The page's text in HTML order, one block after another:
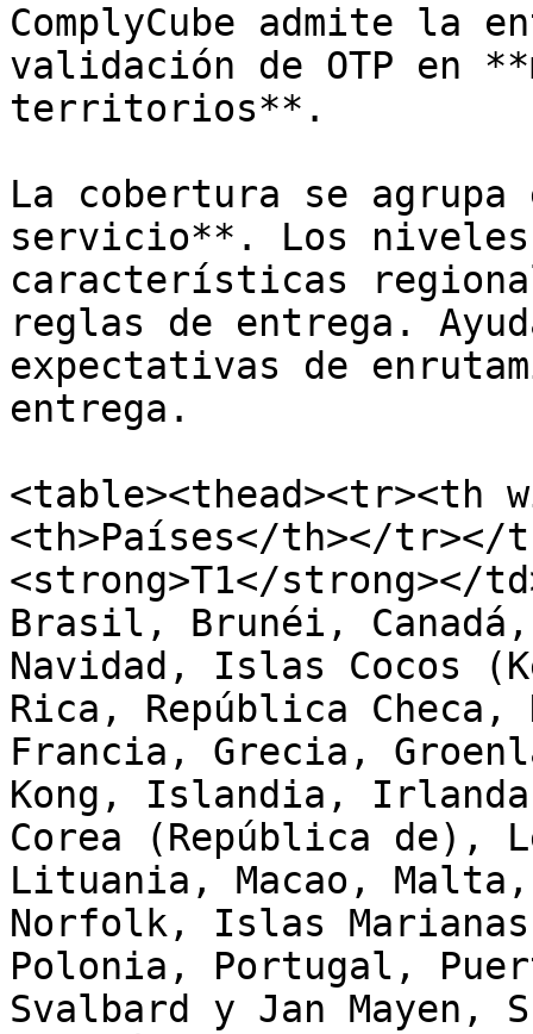
ComplyCube admite la
validación de OTP en
territorios**.
La cobertura se
servicio**. Los
características
reglas de entrega.
expectativas de
entrega.
<table><thead><tr><th
<th>Países</th></tr></
<strong>T1</strong></
Brasil, Brunéi,
Navidad, Islas Cocos
Rica, República
Francia, Grecia,
Kong, Islandia,
Corea (República de),
Lituania, Macao,
Norfolk, Islas
Polonia, Portugal,
Svalbard y Jan